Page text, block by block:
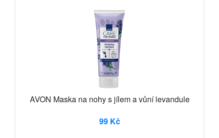
AVON Maska na nohy s jílem a vůní levandule
99 Kč